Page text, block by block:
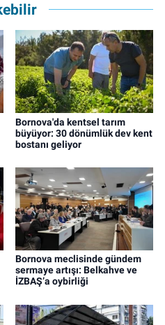
Bornova'da kentsel tarım
büyüyor: 30 dönümlük dev kent
bostanı geliyor
Bornova meclisinde gündem
sermaye artışı: Belkahve ve
İZBAŞ’a oybirliği